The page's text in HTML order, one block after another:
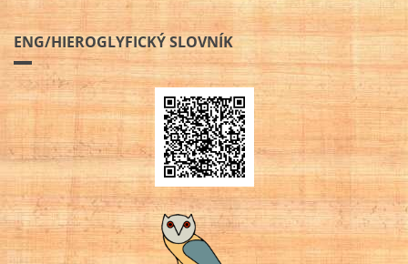
ENG/HIEROGLYFICKÝ SLOVNÍK